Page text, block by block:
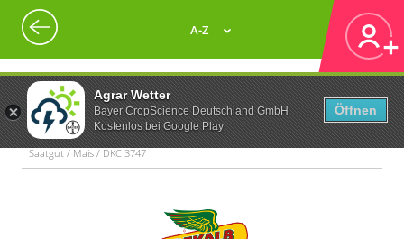
Agrar Wetter
Bayer CropScience Deutschland GmbH
Kostenlos bei Google Play
Öffnen
A-Z
Saatgut / Mais / DKC 3747